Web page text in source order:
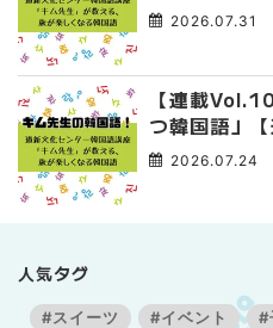
4】2026.07.31
【連載
つ韓国語」
3】2026.07.24
人気タグ
#スイーツ #イベント #